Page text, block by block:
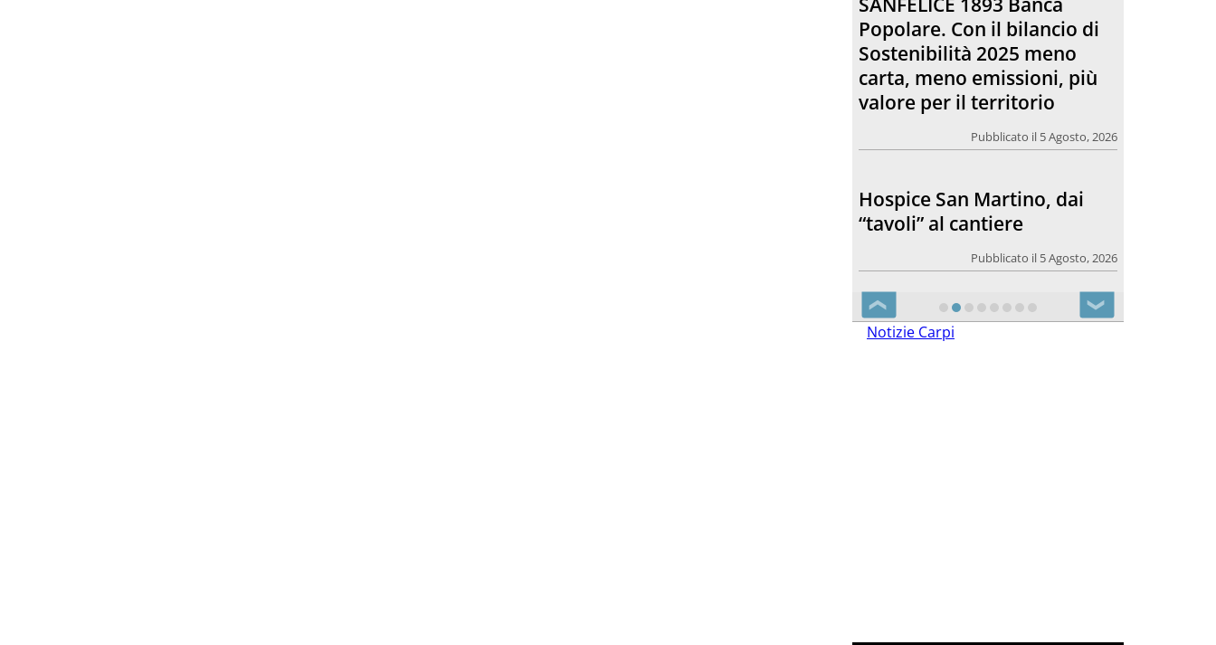
Hospice San Martino, dai
“tavoli” al cantiere
Pubblicato il 5 Agosto, 2026
Comunicare bene, una
anche il rapporto tra la
chiesa e l’opinione pubblica
Pubblicato il 5 Agosto, 2026
❮ ❯
Notizie Carpi